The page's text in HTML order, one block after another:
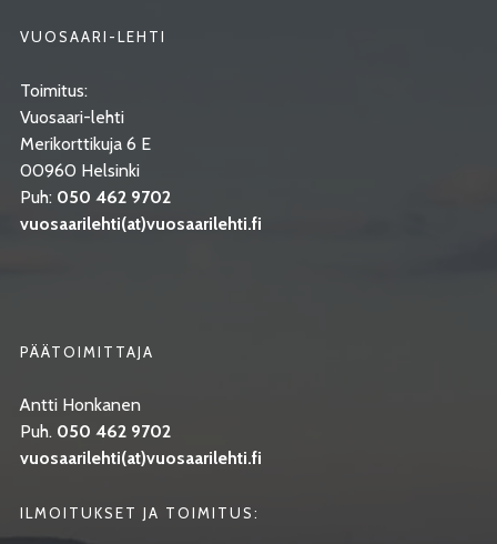
VUOSAARI-LEHTI
Toimitus:
Vuosaari-lehti
Merikorttikuja 6 E
00960 Helsinki
Puh: 050 462 9702
vuosaarilehti(at)vuosaarilehti.fi
PÄÄTOIMITTAJA
Antti Honkanen
Puh. 050 462 9702
vuosaarilehti(at)vuosaarilehti.fi
ILMOITUKSET JA TOIMITUS: